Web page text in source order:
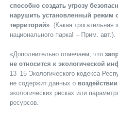
способно создать угрозу
нарушить установленный режим
территорий». (Какая трогательная
национального парка! – Прим. авт.).
«Дополнительно отмечаем, что
не относится к экологической
13–15 Экологического кодекса
не содержит данных о
экологических рисках или
ресурсов.